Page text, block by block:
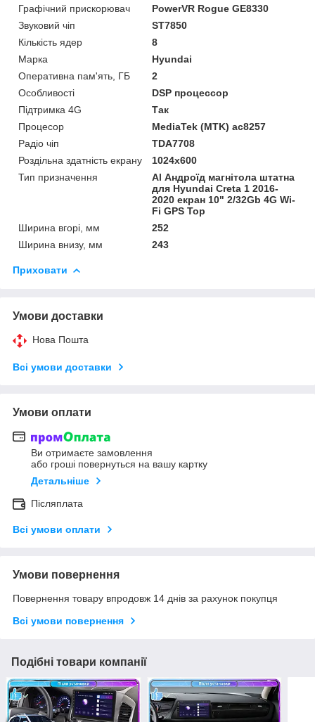
Графічний прискорювач
PowerVR Rogue GE8330
Звуковий чіп
ST7850
Кількість ядер
8
Марка
Hyundai
Оперативна пам'ять, ГБ
2
Особливості
DSP процессор
Підтримка 4G
Так
Процесор
MediaTek (MTK) ac8257
Радіо чіп
TDA7708
Роздільна здатність екрану
1024х600
Тип призначення
Al Андроїд магнітола штатна
для Hyundai Creta 1 2016-
2020 екран 10" 2/32Gb 4G Wi-
Fi GPS Top
Ширина вгорі, мм
252
Ширина внизу, мм
243
Приховати
Умови доставки
Нова Пошта
Всі умови доставки
Умови оплати
Ви отримаєте замовлення
або гроші повернуться на вашу картку
Детальніше
Післяплата
Всі умови оплати
Умови повернення
Повернення товару впродовж 14 днів за рахунок покупця
Всі умови повернення
Подібні товари компанії